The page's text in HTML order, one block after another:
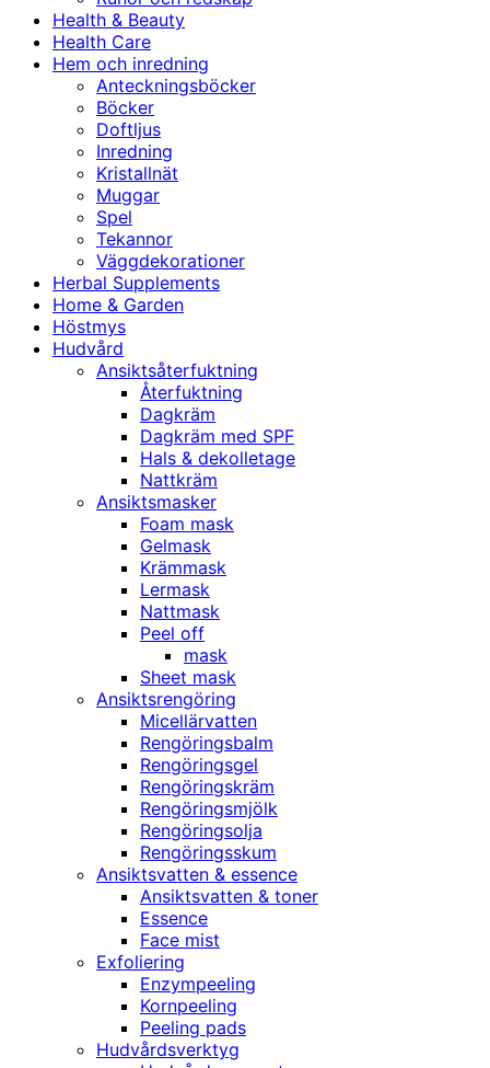
Health & Beauty
Health Care
Hem och inredning
Anteckningsböcker
Böcker
Doftljus
Inredning
Kristallnät
Muggar
Spel
Tekannor
Väggdekorationer
Herbal Supplements
Home & Garden
Höstmys
Hudvård
Ansiktsåterfuktning
Återfuktning
Dagkräm
Dagkräm med SPF
Hals & dekolletage
Nattkräm
Ansiktsmasker
Foam mask
Gelmask
Krämmask
Lermask
Nattmask
Peel off
mask
Sheet mask
Ansiktsrengöring
Micellärvatten
Rengöringsbalm
Rengöringsgel
Rengöringskräm
Rengöringsmjölk
Rengöringsolja
Rengöringsskum
Ansiktsvatten & essence
Ansiktsvatten & toner
Essence
Face mist
Exfoliering
Enzympeeling
Kornpeeling
Peeling pads
Hudvårdsverktyg